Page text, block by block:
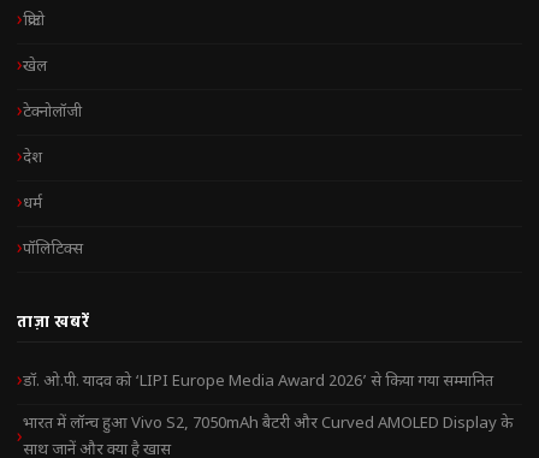
क्रिप्टो
खेल
टेक्नोलॉजी
देश
धर्म
पॉलिटिक्स
ताज़ा खबरें
डॉ. ओ.पी. यादव को ‘LIPI Europe Media Award 2026’ से किया गया सम्मानित
भारत में लॉन्च हुआ Vivo S2, 7050mAh बैटरी और Curved AMOLED Display के
साथ जानें और क्या है खास